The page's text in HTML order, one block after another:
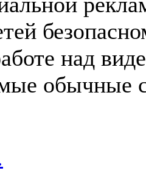
над
обычные